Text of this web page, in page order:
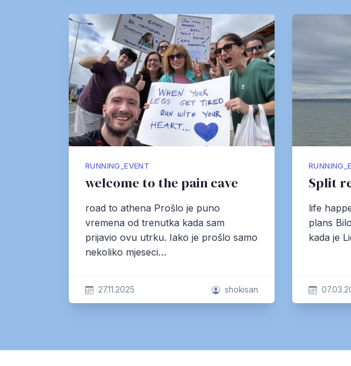
RUNNING_EVENT
welcome to the pain cave
road to athena Prošlo je puno
vremena od trenutka kada sam
prijavio ovu utrku. Iako je prošlo samo
nekoliko mjeseci…
27.11.2025 shokisan
Split
life
plans
kada je